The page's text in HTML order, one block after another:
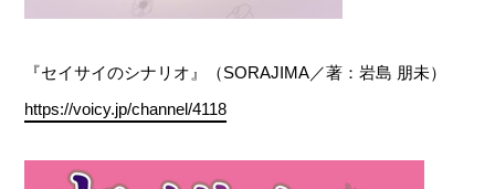
『セイサイのシナリオ』（SORAJIMA／著：岩島 朋未）
https://voicy.jp/channel/4118